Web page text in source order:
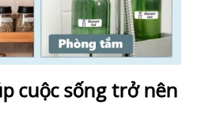
cuộc sống trở nên